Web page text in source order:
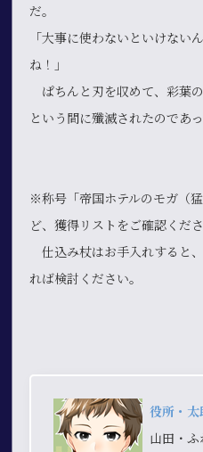
だ。
「大事に使わないといけな
ね！」
ぱちんと刃を収めて、彩葉
という間に殲滅されたのであっ
※称号「帝国ホテルのモガ（
ど、獲得リストをご確認くださ
仕込み杖はお手入れすると
れば検討ください。
役所・太
山田・